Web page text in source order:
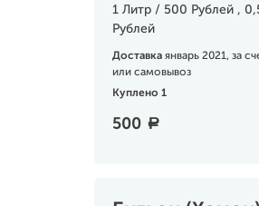
1 Литр / 500 Рублей ,
Рублей
Доставка январь 2021, за
или самовывоз
Куплено 1
500 a